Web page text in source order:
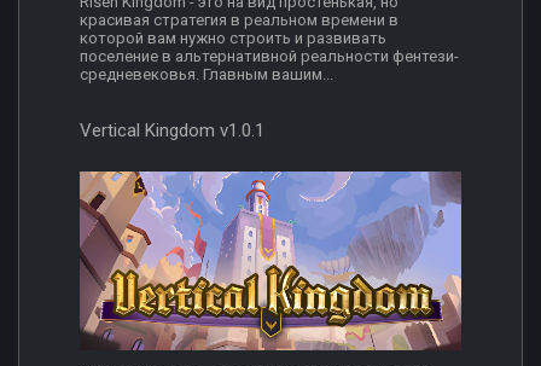
красивая стратегия в реальном времени в
которой вам нужно строить и развивать
поселение в альтернативной реальности фентези-
средневековья. Главным вашим...
Vertical Kingdom v1.0.1